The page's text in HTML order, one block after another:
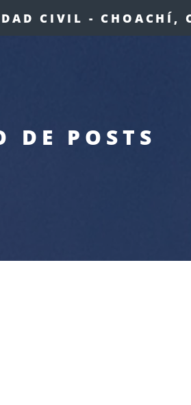
CIVIL - CHOACHÍ,
DE POSTS